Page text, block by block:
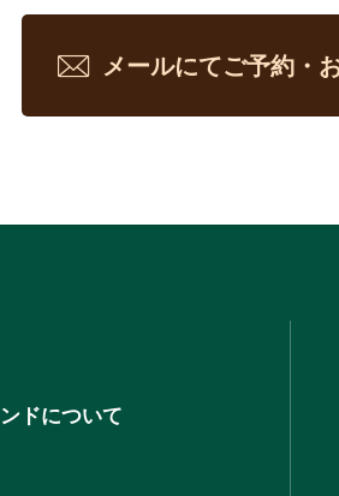
メールにてご予約・
ドについて